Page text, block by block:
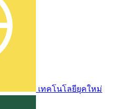
เทคโนโลยียุคใหม่